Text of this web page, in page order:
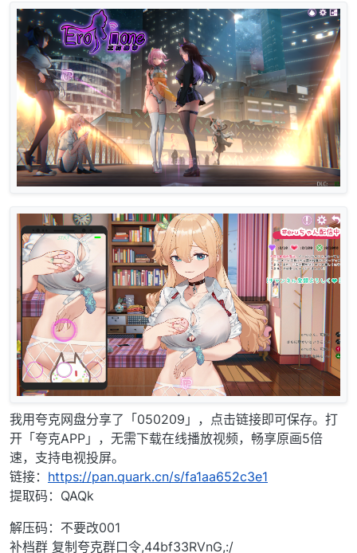
我用夸克网盘分享了「050209」，点击链接即可保存。打
开「夸克APP」，无需下载在线播放视频，畅享原画5倍
速，支持电视投屏。
链接： https://pan.quark.cn/s/fa1aa652c3e1
提取码：QAQk
解压码：不要改001
补档群 复制夸克群口令,44bf33RVnG,:/